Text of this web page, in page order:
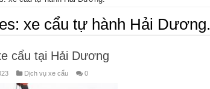
xe cẩu tự hành Hải Dương.
cẩu tại Hải Dương
Dịch vụ xe cẩu 0